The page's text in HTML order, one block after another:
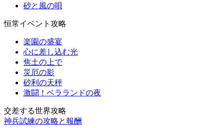
砂と風の唄
恒常イベント攻略
楽園の盛宴
心に差し込む光
焦土の上で
災厄の影
砂利の天秤
激闘！ベラランドの夜
交差する世界攻略
神兵試練の攻略と報酬